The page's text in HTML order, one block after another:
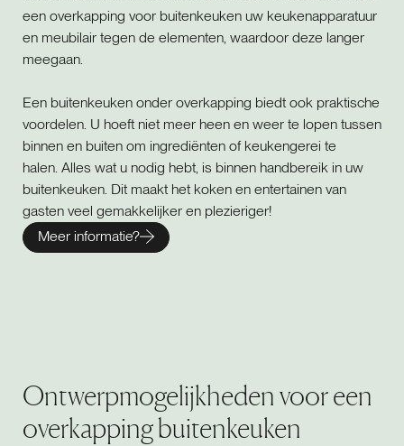
een overkapping voor buitenkeuken uw keukenapparatuur
en meubilair tegen de elementen, waardoor deze langer
meegaan.
Een buitenkeuken onder overkapping biedt ook praktische
voordelen. U hoeft niet meer heen en weer te lopen tussen
binnen en buiten om ingrediënten of keukengerei te
halen. Alles wat u nodig hebt, is binnen handbereik in uw
buitenkeuken. Dit maakt het koken en entertainen van
gasten veel gemakkelijker en plezieriger!
Meer informatie?
Ontwerpmogelijkheden voor een
overkapping buitenkeuken